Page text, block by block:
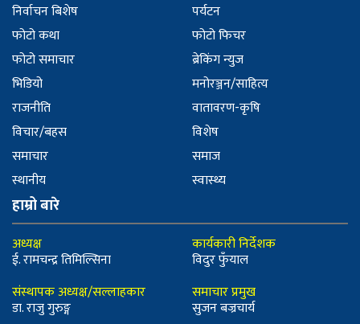
निर्वाचन बिशेष
पर्यटन
फोटो कथा
फोटो फिचर
फोटो समाचार
ब्रेकिंग न्युज
भिडियो
मनोरञ्जन/साहित्य
राजनीति
वातावरण-कृषि
विचार/बहस
विशेष
समाचार
समाज
स्थानीय
स्वास्थ्य
हाम्रो बारे
अध्यक्ष
ई. रामचन्द्र तिमिल्सिना
संस्थापक अध्यक्ष/सल्लाहकार
डा. राजु गुरुङ्ग
कार्यकारी निर्देशक
विदुर फुँयाल
समाचार प्रमुख
सुजन बज्रचार्य